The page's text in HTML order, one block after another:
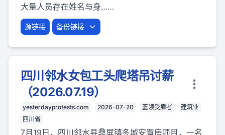
大量人员存在姓名与身……
源链接 备份链接
四川邻水女包工头爬塔吊讨薪
（2026.07.19）
yesterdayprotests.com 2026-07-20 蓝领受雇者
建筑业
四川省
7月19日，四川邻水县鼎屏镇冬城安置房项目，一名